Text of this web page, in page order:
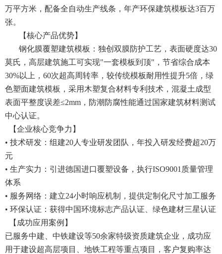
万平方米，配备全自动生产线条，年产环保建筑模板达3百万
张。
【核心产品优势】
钢化膜覆塑建筑模板：独创双膜防护工艺，表面硬度达30
莫氏，高层建筑施工可实现"一套模板到顶"，节省综合成本
30%以上，60次超高周转率，较传统模板耐用性提升5倍，绿
色塑面建筑模板，采用木塑复合材料专利技术，混凝土成型
表面平整度误差≤2mm，防潮防腐性能通过国家建筑材料测试
中心认证。
【企业核心竞争力】
• 技术研发：组建20人专业研发团队，年投入研发经费超20万
元
• 生产实力：引进德国进口覆塑设备，执行ISO9001质量管理
体系
• 服务网络：建立24小时响应机制，提供定制化尺寸加工服务
• 环保认证：获得中国环境标志产品认证、绿色建材三星认证
【成功应用案例】
已服务中建、中铁建设等50余家特级资质建筑企业，成功应
用于建设超高层项目、地铁工程等重点项目，客户复购率达